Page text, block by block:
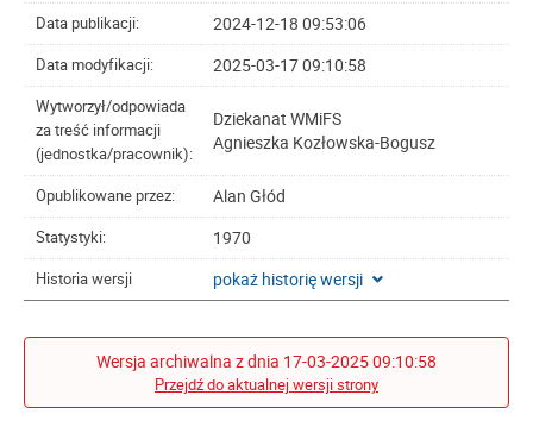
Data publikacji: 2024-12-18 09:53:06
Data modyfikacji: 2025-03-17 09:10:58
Wytworzył/odpowiada
za treść informacji
(jednostka/pracownik):
Dziekanat WMiFS
Agnieszka Kozłowska-Bogusz
Opublikowane przez: Alan Głód
Statystyki: 1970
Historia wersji pokaż historię wersji
Wersja archiwalna z dnia 17-03-2025 09:10:58
Przejdź do aktualnej wersji strony